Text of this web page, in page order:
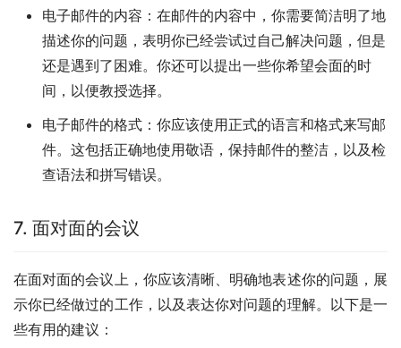
电子邮件的内容：在邮件的内容中，你需要简洁明了地
描述你的问题，表明你已经尝试过自己解决问题，但是
还是遇到了困难。你还可以提出一些你希望会面的时
间，以便教授选择。
电子邮件的格式：你应该使用正式的语言和格式来写邮
件。这包括正确地使用敬语，保持邮件的整洁，以及检
查语法和拼写错误。
7. 面对面的会议
在面对面的会议上，你应该清晰、明确地表述你的问题，展
示你已经做过的工作，以及表达你对问题的理解。以下是一
些有用的建议：